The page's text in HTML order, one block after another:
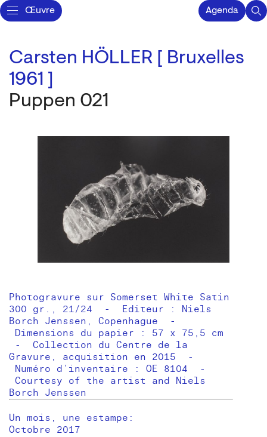
Œuvre Agenda
Carsten HÖLLER [ Bruxelles
1961 ]
Puppen 021
Photogravure sur Somerset White Satin
300 gr., 21/24 - Editeur : Niels
Borch Jenssen, Copenhague -
Dimensions du papier : 57 x 75,5 cm
- Collection du Centre de la
Gravure, acquisition en 2015 -
Numéro d’inventaire : OE 8104 -
Courtesy of the artist and Niels
Borch Jenssen
Un mois, une estampe:
Octobre 2017